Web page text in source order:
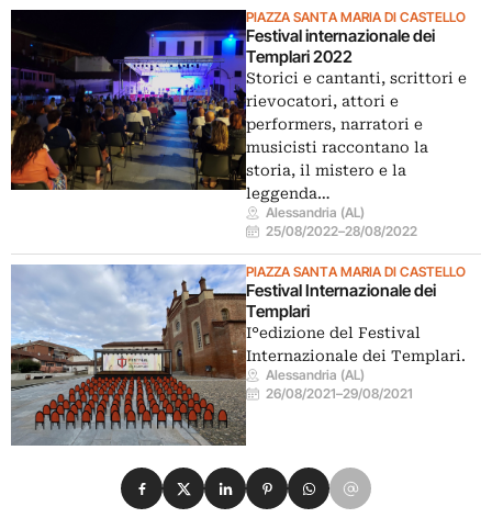
PIAZZA SANTA MARIA DI CASTELLO
Festival internazionale dei
Templari 2022
Storici e cantanti, scrittori e
rievocatori, attori e
performers, narratori e
musicisti raccontano la
storia, il mistero e la
leggenda…
Alessandria (AL)
25/08/2022–28/08/2022
PIAZZA SANTA MARIA DI CASTELLO
Festival Internazionale dei
Templari
I°edizione del Festival
Internazionale dei Templari.
Alessandria (AL)
26/08/2021–29/08/2021
Condividi su Facebook
Condividi su X
Condividi su LinkedIn
Condividi su Pinterest
Condividi su WhatsApp
Condividi su Email